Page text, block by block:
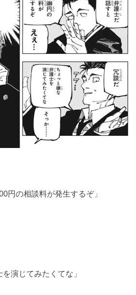
円の相談料が発生するぞ」
演じてみたくてな」